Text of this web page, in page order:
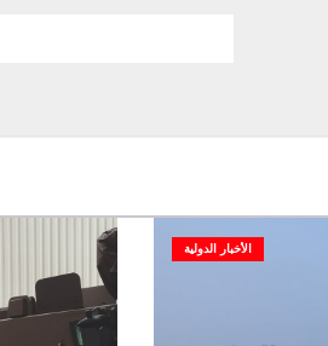
الأخبار الدولية